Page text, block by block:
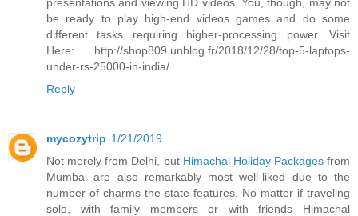
be ready to play high-end videos games and do some
different tasks requiring higher-processing power. Visit
Here: http://shop809.unblog.fr/2018/12/28/top-5-laptops-
under-rs-25000-in-india/
Reply
mycozytrip 1/21/2019
Not merely from Delhi, but Himachal Holiday Packagesfrom
Mumbai are also remarkably most well-liked due to the
number of charms the state features. No matter if traveling
solo, with family members or with friends Himachal